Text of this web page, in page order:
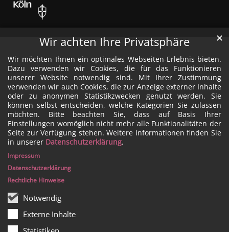
Wir achten Ihre Privatsphäre
Wir möchten Ihnen ein optimales Webseiten-Erlebnis bieten.
Dazu verwenden wir Cookies, die für das Funktionieren
unserer Website notwendig sind. Mit Ihrer Zustimmung
verwenden wir auch Cookies, die zur Anzeige externer Inhalte
oder zu anonymen Statistikzwecken genutzt werden. Sie
können selbst entscheiden, welche Kategorien Sie zulassen
möchten. Bitte beachten Sie, dass auf Basis Ihrer
Einstellungen womöglich nicht mehr alle Funktionalitäten der
Seite zur Verfügung stehen. Weitere Informationen finden Sie
in unserer Datenschutzerklärung.
Notwendig
Externe Inhalte
✕
Impressum
Datenschutzerklärung
Rechtliche Hinweise